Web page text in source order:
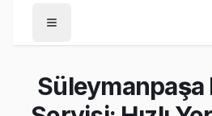
/Süleymanpaşa
Süleymanpaşa